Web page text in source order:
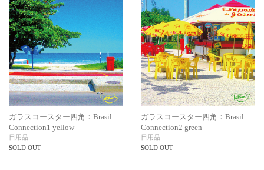
ガラスコースター四角：Brasil
Connection1 yellow
日用品
SOLD OUT
ガラスコースター四角：Brasil
Connection2 green
日用品
SOLD OUT